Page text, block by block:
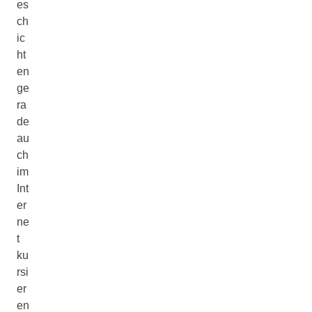
es
ch
ic
ht
en
ge
ra
de
au
ch
im
Int
er
ne
t
ku
rsi
er
en